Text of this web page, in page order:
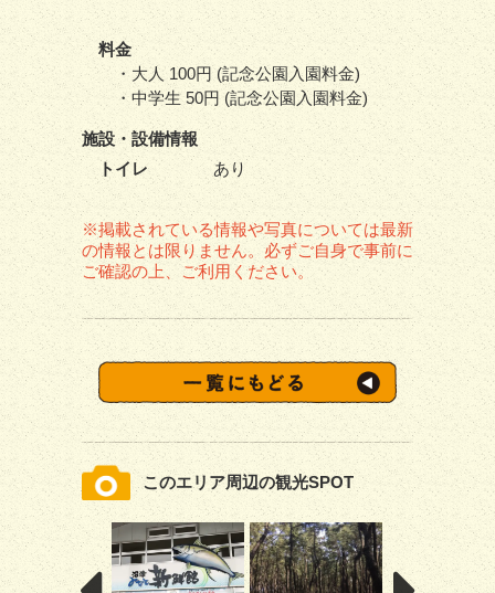
料金
・大人 100円 (記念公園入園料金)
・中学生 50円 (記念公園入園料金)
施設・ 設備情報
トイレ
あり
※掲載されている情報や写真については最新
の情報とは限りません。必ずご自身で事前に
ご確認の上、ご利用ください。
このエリア周辺の観光SPOT